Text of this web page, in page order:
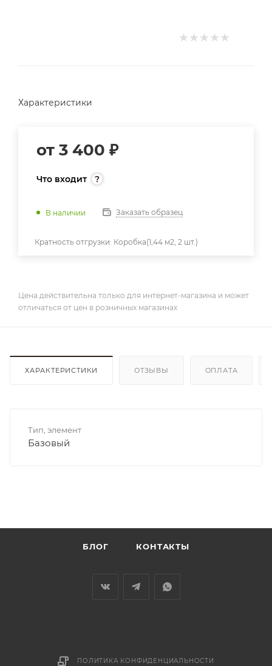
Характеристики
от 3 400 ₽
Что входит
В наличии Заказать образец
Кратность отгрузки: Коробка(1,44 м2, 2 шт.)
Цена действительна только для интернет-магазина и может
отличаться от цен в розничных магазинах
ХАРАКТЕРИСТИКИ ОТЗЫВЫ ОПЛАТА
Тип, элемент
Базовый
БЛОГ КОНТАКТЫ
ПОЛИТИКА КОНФИДЕНЦИАЛЬНОСТИ